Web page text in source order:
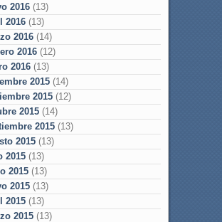
2016(13)
2016(13)
2016(14)
2016(12)
2016(13)
2015(14)
2015(12)
2015(14)
2015(13)
2015(13)
2015(13)
2015(13)
2015(13)
2015(13)
2015(13)